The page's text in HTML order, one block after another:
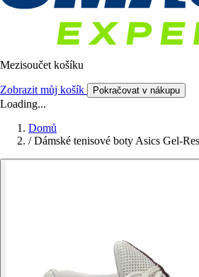
Mezisoučet košíku
Zobrazit můj košík Pokračovat v nákupu
Loading...
Domů
/ Dámské tenisové boty Asics Gel-